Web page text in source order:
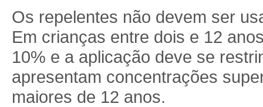
Os repelentes não devem ser
Em crianças entre dois e 12
10% e a aplicação deve se
apresentam concentrações
maiores de 12 anos.